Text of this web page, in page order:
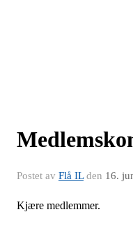
Postet av Flå ILden 16.
Kjære medlemmer.